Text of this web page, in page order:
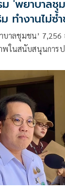
ยาบาลชุมชน'
สริม ทำงานไม่
อัตรา แค่กำลัง